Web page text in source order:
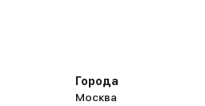
Города
Москва